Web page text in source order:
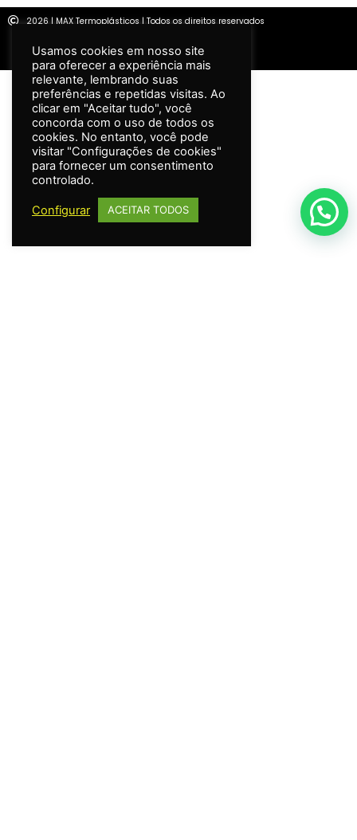
2026 | MAX Termoplásticos | Todos os direitos reservados
Configurar ACEITAR TODOS